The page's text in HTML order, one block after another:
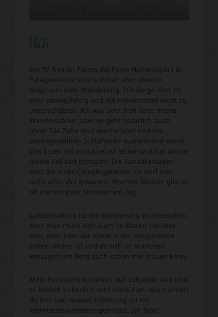
Fazit
Der W-Trek im Torres del Paine Nationalpark in
Patagonien ist eine schöne, aber ebenso
anspruchsvolle Wanderung. Die Wege sind oft
sehr steinig/felsig und die Höhenmeter nicht zu
unterschätzen. Ich war sehr froh über meine
Wanderstöcke, aber es geht natürlich auch
ohne. Die Zelte sind komfortabel und die
bereitgestellten Schlafsäcke ausreichend warm.
Das Essen (all inclusive) ist lecker und hat uns in
jedem Fall satt gemacht. Die Sanitäranlagen
sind die eines Campingplatzes, da darf man
nicht allzu viel erwarten. Warmes Wasser gibt es
oft nur ein paar Stunden am Tag.
Landschaftlich ist die Wanderung wunderschön,
aber man muss sich auch im Klaren darüber
sein, dass man vor allem in der Hauptsaison
selten alleine ist und es sich an manchen
Passagen am Berg auch schon mal stauen kann.
Mein Fazit kann natürlich nur subjektiv sein und
es kommt sicherlich sehr darauf an, wie trainiert
du bist und wieviel Erfahrung du mit
Mehrtageswanderungen hast. Ich fand